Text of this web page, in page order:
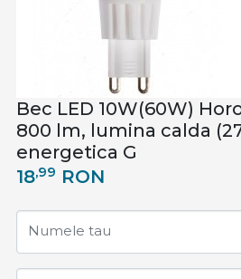
Bec LED 10W(60W)
800 lm, lumina calda
energetica G
18,99 RON
Numele tau